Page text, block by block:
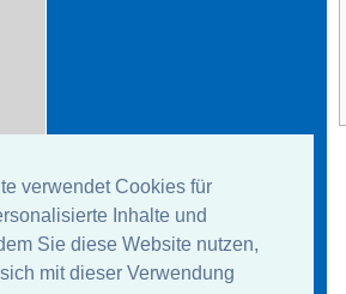
verwendet Cookies für
Inhalte und
Sie diese Website nutzen,
mit dieser Verwendung